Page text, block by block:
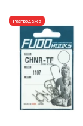
Распродажа